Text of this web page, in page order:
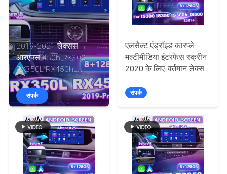
बारे
कारखाना
भ्रमण
गुणवत्ता
नियंत्रण
संपर्क
2019-2021 लेक्सस
आरएक्स 450h RX300
RX350L RX450hL
RX350 RX450h के लिए
एलसैल्ट एंड्रॉइड कारप्ले
मल्टीमीडिया स्क्रीन
संपर्क
एलसैल्ट एंड्रॉइड कारप्ले
मल्टीमीडिया इंटरफेस स्क्रीन
2020 के लिए-वर्तमान लेक्सस
IS500 IS300h
संपर्क